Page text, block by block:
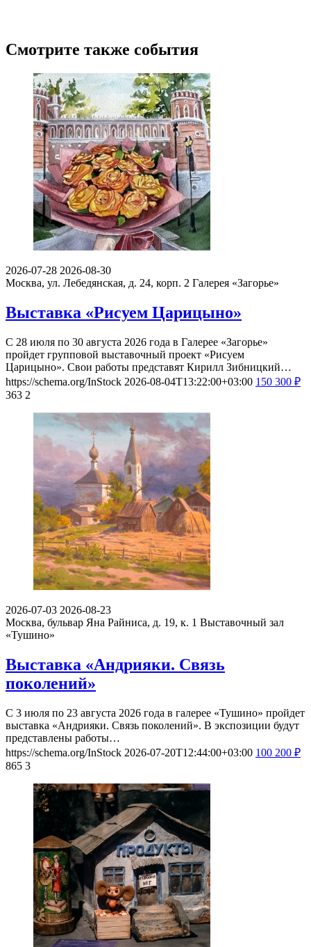
Смотрите также события
2026-07-28 2026-08-30
Москва, ул. Лебедянская, д. 24, корп. 2 Галерея «Загорье»
Выставка «Рисуем Царицыно»
С 28 июля по 30 августа 2026 года в Галерее «Загорье»
пройдет групповой выставочный проект «Рисуем
Царицыно». Свои работы представят Кирилл Зибницкий…
https://schema.org/InStock 2026-08-04T13:22:00+03:00 150 300 ₽
363 2
2026-07-03 2026-08-23
Москва, бульвар Яна Райниса, д. 19, к. 1 Выставочный зал
«Тушино»
Выставка «Андрияки. Связь
поколений»
С 3 июля по 23 августа 2026 года в галерее «Тушино» пройдет
выставка «Андрияки. Связь поколений». В экспозиции будут
представлены работы…
https://schema.org/InStock 2026-07-20T12:44:00+03:00 100 200 ₽
865 3